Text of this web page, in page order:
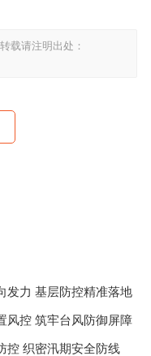
载请注明出处：
发力 基层防控精准落地
风控 筑牢台风防御屏障
控 织密汛期安全防线